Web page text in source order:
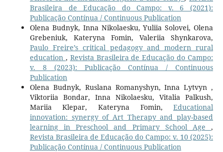
Brasileira de Educação do Campo: v. 6 (2021):
Publicação Contínua / Continuous Publication
Olena Budnyk, Inna Nikolaesku, Yuliia Solovei, Olena
Grebeniuk, Kateryna Fomin, Valeriia Shynkarova,
Paulo Freire’s critical pedagogy and modern rural
education , Revista Brasileira de Educação do Campo:
v. 8 (2023): Publicação Contínua / Continuous
Publication
Olena Budnyk, Ruslana Romanyshyn, Inna Lytvyn ,
Viktoriia Bondar, Inna Nikolaesku, Vitalia Palkush,
Mariia Klepar, Kateryna Fomin,Educational
innovation: synergy of Art Therapy and play-based
learning in Preschool and Primary School Age,
Revista Brasileira de Educação do Campo: v. 10 (2025):
Publicação Contínua / Continuous Publication